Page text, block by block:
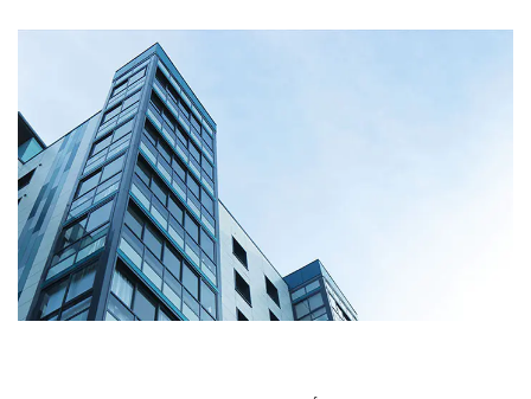
المرافق العامة:
مثل الأماكن العامة مثل المستشفيات والمدارس ،
شاشات في المناطق الخارجية مثل المدرجات والشرفات